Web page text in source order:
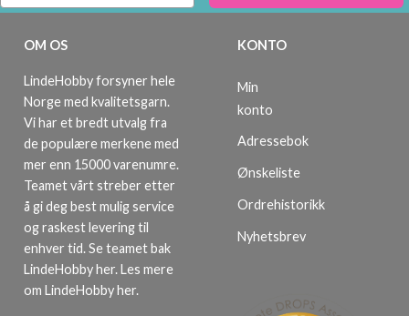
OM OS
LindeHobby forsyner hele
Norge med kvalitetsgarn.
Vi har et bredt utvalg fra
de populære merkene med
mer enn 15000 varenumre.
Teamet vårt streber etter
å gi deg best mulig service
og raskest levering til
enhver tid. Se teamet bak
LindeHobby her.Les mere
om LindeHobby her.
KONTO
Min
konto
Adressebok
Ønskeliste
Ordrehistorikk
Nyhetsbrev